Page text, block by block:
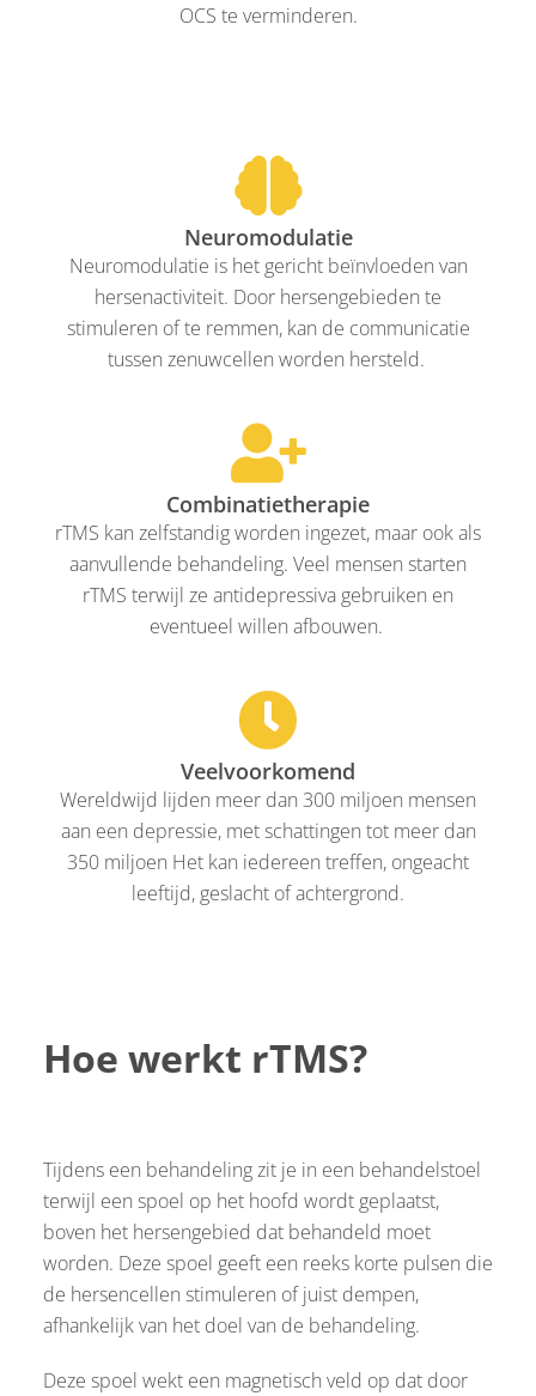
OCS te verminderen.
Neuromodulatie
Neuromodulatie is het gericht beïnvloeden van
hersenactiviteit. Door hersengebieden te
stimuleren of te remmen, kan de communicatie
tussen zenuwcellen worden hersteld.
Combinatietherapie
rTMS kan zelfstandig worden ingezet, maar ook als
aanvullende behandeling. Veel mensen starten
rTMS terwijl ze antidepressiva gebruiken en
eventueel willen afbouwen.
Veelvoorkomend
Wereldwijd lijden meer dan 300 miljoen mensen
aan een depressie, met schattingen tot meer dan
350 miljoen Het kan iedereen treffen, ongeacht
leeftijd, geslacht of achtergrond.
Hoe werkt rTMS?
Tijdens een behandeling zit je in een behandelstoel
terwijl een spoel op het hoofd wordt geplaatst,
boven het hersengebied dat behandeld moet
worden. Deze spoel geeft een reeks korte pulsen die
de hersencellen stimuleren of juist dempen,
afhankelijk van het doel van de behandeling.
Deze spoel wekt een magnetisch veld op dat door